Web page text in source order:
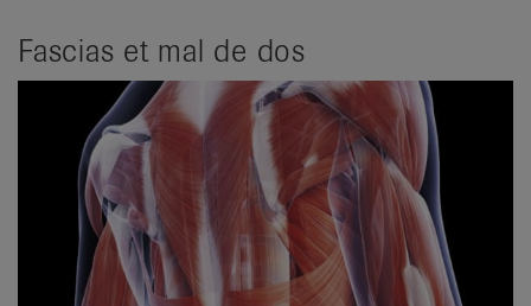
Fascias et mal de dos